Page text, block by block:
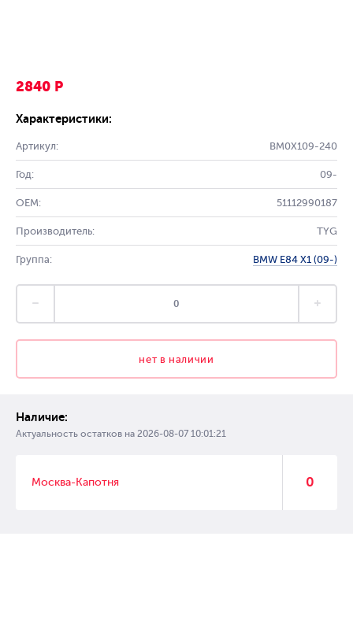
2840 Р
Характеристики:
Артикул: BM0X109-240
Год: 09-
OEM: 51112990187
Производитель: TYG
Группа: BMW E84 X1 (09-)
нет в наличии
Наличие:
Актуальность остатков на 2026-08-07 10:01:21
Москва-Капотня 0